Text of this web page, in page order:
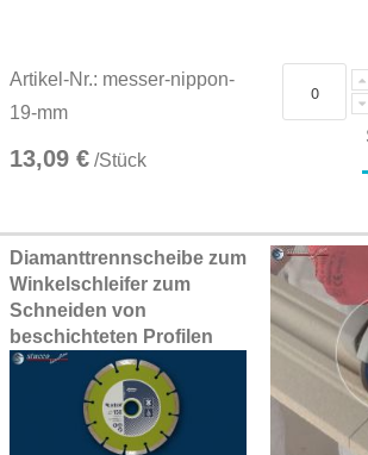
Artikel-Nr.: messer-nippon-
19-mm
13,09 € /Stück
Diamanttrennscheibe zum
Winkelschleifer zum
Schneiden von
beschichteten Profilen